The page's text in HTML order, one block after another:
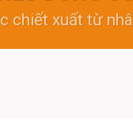
chiết xuất từ